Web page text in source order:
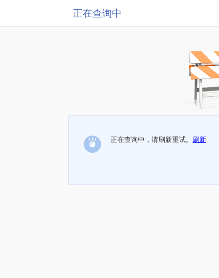
正在查询中
正在查询中，请刷新重试。 刷新